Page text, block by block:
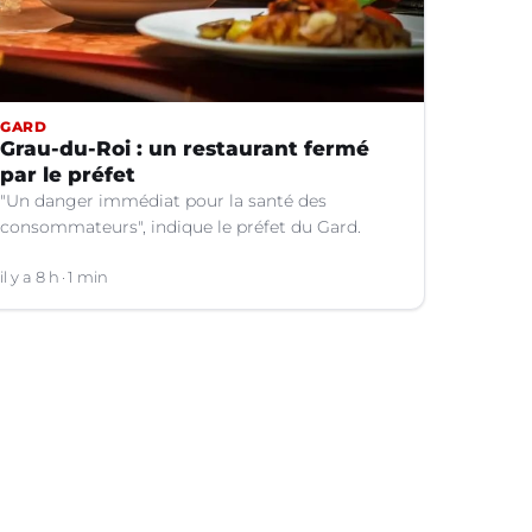
GARD
Grau-du-Roi : un restaurant fermé
par le préfet
"Un danger immédiat pour la santé des
consommateurs", indique le préfet du Gard.
il y a 8 h 1 min